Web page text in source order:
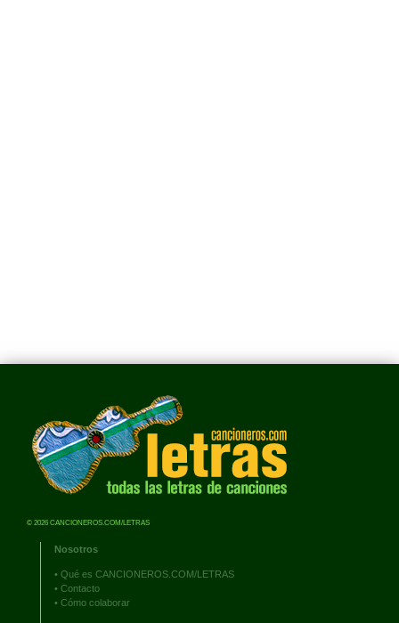
© 2026 CANCIONEROS.COM/LETRAS
Nosotros
• Qué es CANCIONEROS.COM/LETRAS
• Contacto
• Cómo colaborar